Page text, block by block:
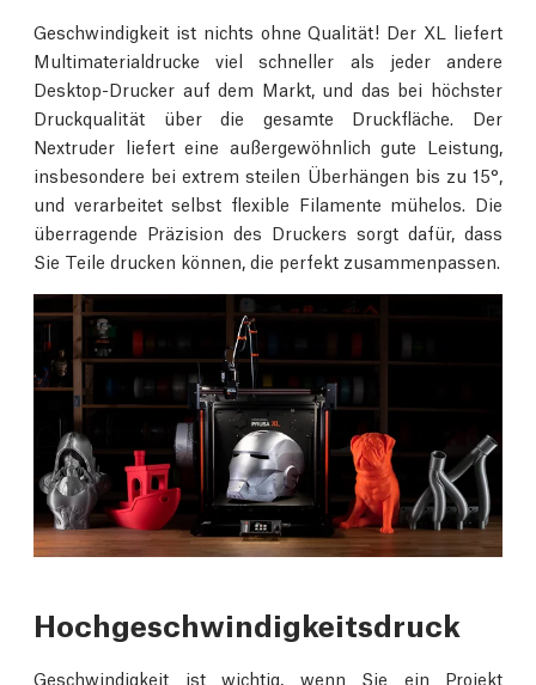
Geschwindigkeit ist nichts ohne Qualität! Der XL liefert
Multimaterialdrucke viel schneller als jeder andere
Desktop-Drucker auf dem Markt, und das bei höchster
Druckqualität über die gesamte Druckfläche. Der
Nextruder liefert eine außergewöhnlich gute Leistung,
insbesondere bei extrem steilen Überhängen bis zu 15°,
und verarbeitet selbst flexible Filamente mühelos. Die
überragende Präzision des Druckers sorgt dafür, dass
Sie Teile drucken können, die perfekt zusammenpassen.
Hochgeschwindigkeitsdruck
Geschwindigkeit ist wichtig, wenn Sie ein Projekt